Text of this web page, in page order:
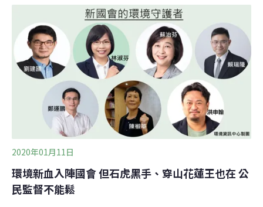
健康情形，進而達到恢復效益。而農委會林業試驗所也從
2018年起，開始邀集大農大富周邊社區，一起利用這片林
務局十年有成的人造森林，發展具有地方特色的「森林療
癒」（forest therapy）活動。林試所植物園組董景生組長
率領的研究團隊認為，廣闊的平地森林鑲嵌田園風光的縱
谷景觀，充滿魅力性；而廣闊的平原、山景、景觀花海與
裝置藝術，極具延展性與連貫性，形成豐富的空間結構與
連貫性，可發展具有文化特色的森林療癒活動，若能結合
2020年01月11日
環境新血入陣國會 但石虎黑手、穿山花蓮王也在 公
民監督不能鬆